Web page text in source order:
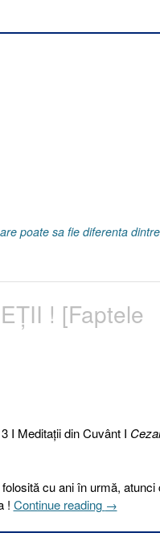
poate sa fie diferenta
! [Faptele
I Meditaţii din Cuvânt I
cu ani în urmă, atunci
! Continue reading „191
→